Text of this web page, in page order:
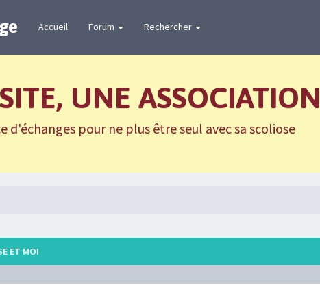
Accueil Forum Rechercher
UNE ASSOCIATION
d'échanges pour ne plus être seul avec sa scoliose
ET MOI